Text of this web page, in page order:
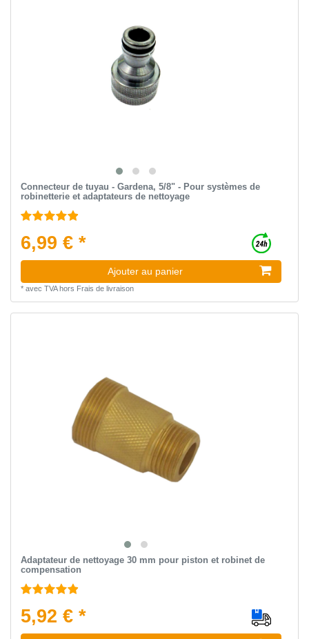
Connecteur de tuyau - Gardena, 5/8" - Pour systèmes de
robinetterie et adaptateurs de nettoyage
6,99 € *
Ajouter au panier
* avec TVAhors Frais de livraison
Adaptateur de nettoyage 30 mm pour piston et robinet de
compensation
5,92 € *